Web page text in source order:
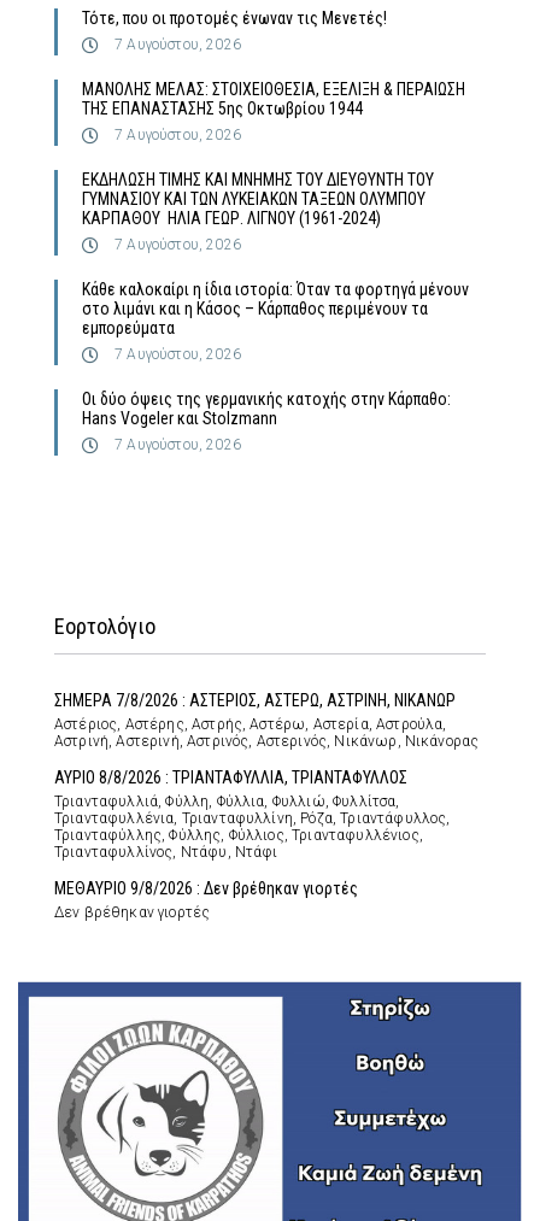
Τότε, που οι προτομές ένωναν τις Μενετές!
7 Αυγούστου, 2026
MΑΝΟΛΗΣ ΜΕΛΑΣ: ΣΤΟΙΧΕΙΟΘΕΣΙΑ, ΕΞΕΛΙΞΗ & ΠΕΡΑΙΩΣΗ
ΤΗΣ ΕΠΑΝΑΣΤΑΣΗΣ 5ης Οκτωβρίου 1944
7 Αυγούστου, 2026
ΕΚΔΗΛΩΣΗ ΤΙΜΗΣ ΚΑΙ ΜΝΗΜΗΣ ΤΟΥ ΔΙΕΥΘΥΝΤΗ ΤΟΥ
ΓΥΜΝΑΣΙΟΥ ΚΑΙ ΤΩΝ ΛΥΚΕΙΑΚΩΝ ΤΑΞΕΩΝ ΟΛΥΜΠΟΥ
ΚΑΡΠΑΘΟΥ ΗΛΙΑ ΓΕΩΡ. ΛΙΓΝΟΥ (1961-2024)
7 Αυγούστου, 2026
Κάθε καλοκαίρι η ίδια ιστορία: Όταν τα φορτηγά μένουν
στο λιμάνι και η Κάσος – Κάρπαθος περιμένουν τα
εμπορεύματα
7 Αυγούστου, 2026
Οι δύο όψεις της γερμανικής κατοχής στην Κάρπαθο:
Hans Vogeler και Stolzmann
7 Αυγούστου, 2026
Εορτολόγιο
ΣΗΜΕΡΑ 7/8/2026 : ΑΣΤΕΡΙΟΣ, ΑΣΤΕΡΩ, ΑΣΤΡΙΝΗ, ΝΙΚΑΝΩΡ
Αστέριος, Αστέρης, Αστρής, Αστέρω, Αστερία, Αστρούλα,
Αστρινή, Αστερινή, Αστρινός, Αστερινός, Νικάνωρ, Νικάνορας
ΑΥΡΙΟ 8/8/2026 : ΤΡΙΑΝΤΑΦΥΛΛΙΑ, ΤΡΙΑΝΤΑΦΥΛΛΟΣ
Τριανταφυλλιά, Φύλλη, Φύλλια, Φυλλιώ, Φυλλίτσα,
Τριανταφυλλένια, Τριανταφυλλίνη, Ρόζα, Τριαντάφυλλος,
Τριανταφύλλης, Φύλλης, Φύλλιος, Τριανταφυλλένιος,
Τριανταφυλλίνος, Ντάφυ, Ντάφι
ΜΕΘΑΥΡΙΟ 9/8/2026 : Δεν βρέθηκαν γιορτές
Δεν βρέθηκαν γιορτές